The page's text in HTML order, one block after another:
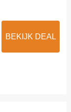
BEKIJK DEAL